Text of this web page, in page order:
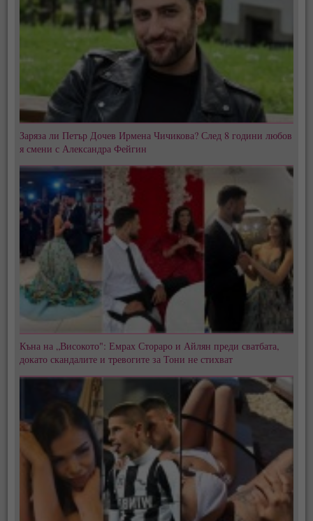
Заряза ли Петър Дочев Ирмена Чичикова? След 8 години любов
я смени с Александра Фейгин
Къна на „Високото": Емрах Стораро и Айлян преди сватбата,
докато скандалите и тревогите за Тони не стихват